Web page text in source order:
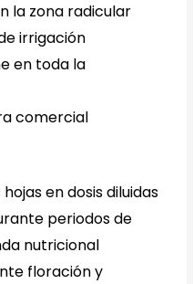
la zona radicular
irrigación
en toda la
comercial
en dosis diluidas
periodos de
nutricional
floración y